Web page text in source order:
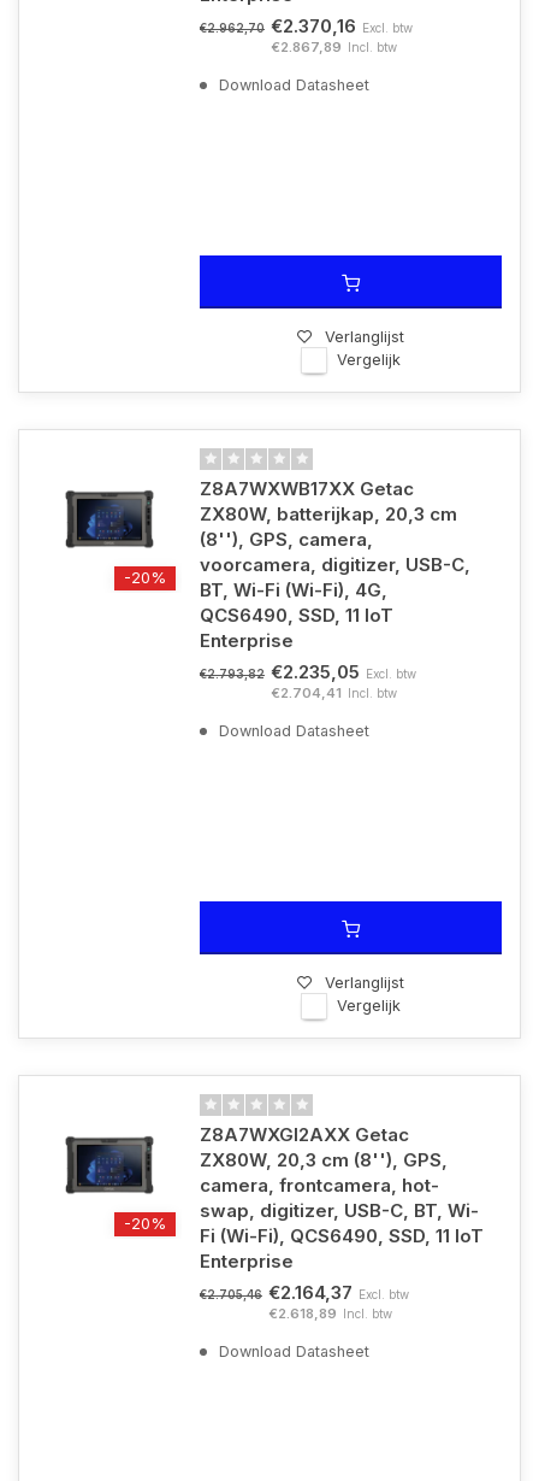
€2.962,70 €2.370,16 Excl. btw
€2.867,89 Incl. btw
Download Datasheet
Verlanglijst
Vergelijk
-20%
Z8A7WXWB17XX Getac
ZX80W, batterijkap, 20,3 cm
(8''), GPS, camera,
voorcamera, digitizer, USB-C,
BT, Wi-Fi (Wi-Fi), 4G,
QCS6490, SSD, 11 IoT
Enterprise
€2.793,82 €2.235,05 Excl. btw
€2.704,41 Incl. btw
Download Datasheet
Verlanglijst
Vergelijk
-20%
Z8A7WXGI2AXX Getac
ZX80W, 20,3 cm (8''), GPS,
camera, frontcamera, hot-
swap, digitizer, USB-C, BT, Wi-
Fi (Wi-Fi), QCS6490, SSD, 11 IoT
Enterprise
€2.705,46 €2.164,37 Excl. btw
€2.618,89 Incl. btw
Download Datasheet